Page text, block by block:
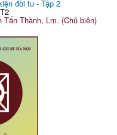
đời tu - Tập 2
Thành, Lm. (Chủ biên)